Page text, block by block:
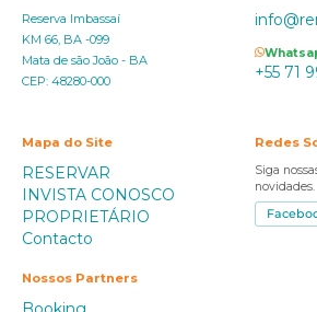
Reserva Imbassaí
KM 66, BA -099
Mata de são João - BA
CEP: 48280-000
+55 71
Mapa do Site
RESERVAR
INVISTA CONOSCO
PROPRIETÁRIO
Contacto
Redes
Siga
novidades.
Nossos Partners